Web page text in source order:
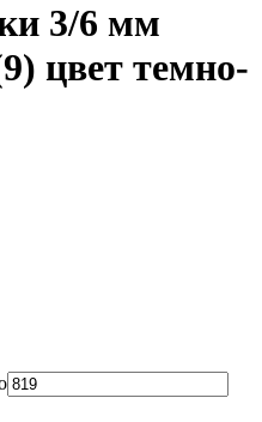
3/6 мм
цвет темно-